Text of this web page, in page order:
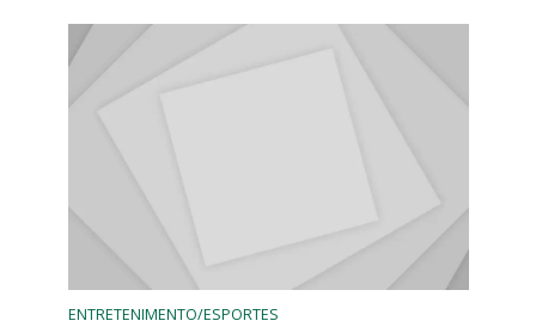
ENTRETENIMENTO/ESPORTES